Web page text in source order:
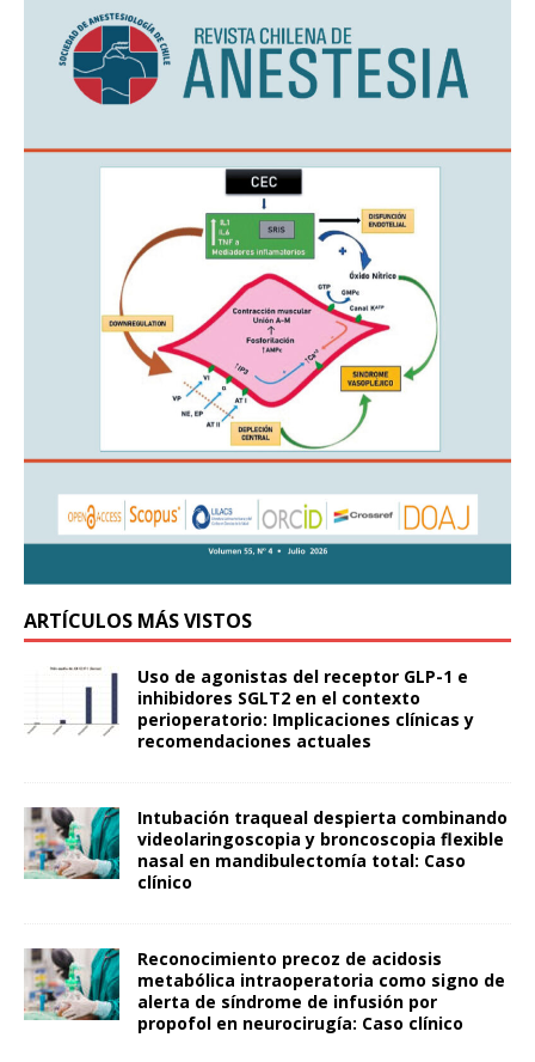
ARTÍCULOS MÁS VISTOS
Uso de agonistas del receptor GLP-1 e
inhibidores SGLT2 en el contexto
perioperatorio: Implicaciones clínicas y
recomendaciones actuales
Intubación traqueal despierta combinando
videolaringoscopia y broncoscopia flexible
nasal en mandibulectomía total: Caso
clínico
Reconocimiento precoz de acidosis
metabólica intraoperatoria como signo de
alerta de síndrome de infusión por
propofol en neurocirugía: Caso clínico